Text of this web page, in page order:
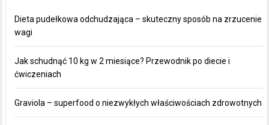
Dieta pudełkowa odchudzająca – skuteczny sposób na zrzucenie
wagi
Jak schudnąć 10 kg w 2 miesiące? Przewodnik po diecie i
ćwiczeniach
Graviola – superfood o niezwykłych właściwościach zdrowotnych